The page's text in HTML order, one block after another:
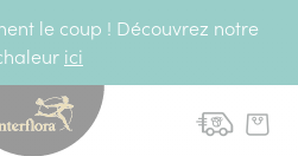
le coup ! Découvrez notre
ici